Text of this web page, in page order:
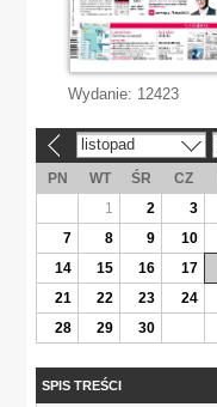
Wydanie: 12423
listopad
PN WT ŚR CZ
1
2 3
7
8 9 10
14
15 16 17
21
22 23 24
28
29 30
SPIS TREŚCI